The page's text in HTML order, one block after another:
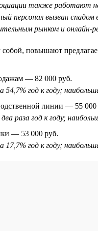
также работают
персонал вызван
рынком и онлайн-
повышают
— 82 000 руб.
54,7% год к году;
линии — 55 000
раза год к году;
— 53 000 руб.
17,7% год к году;